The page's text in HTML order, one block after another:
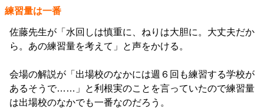
練習量は一番
佐藤先生が「水回しは慎重に、ねりは大胆に。大丈夫だか
ら。あの練習量を考えて」と声をかける。
会場の解説が「出場校のなかには週６回も練習する学校が
あるそうで……」と利根実のことを言っていたので練習量
は出場校のなかでも一番なのだろう。